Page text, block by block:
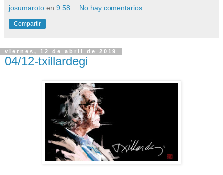
josumaroto en 9:58 No hay comentarios:
Compartir
viernes, 12 de abril de 2019
04/12-txillardegi